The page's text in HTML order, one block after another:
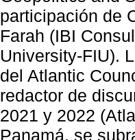
participación de
Farah (IBI
University-FIU).
del Atlantic
redactor de
2021 y 2022
Panamá, se